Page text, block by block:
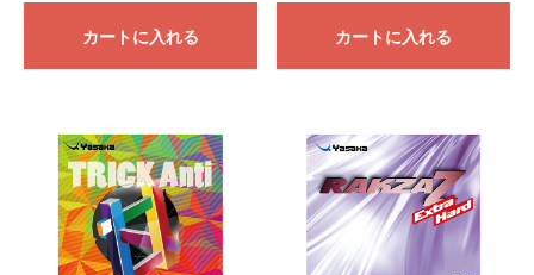
カートに入れる カートに入れる